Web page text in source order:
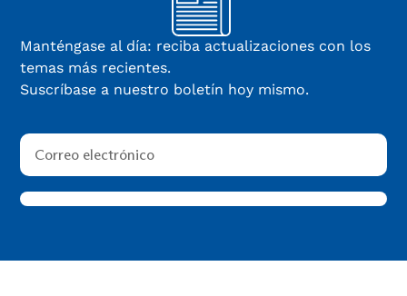
Manténgase al día: reciba actualizaciones con los
temas más recientes.
Suscríbase a nuestro boletín hoy mismo.